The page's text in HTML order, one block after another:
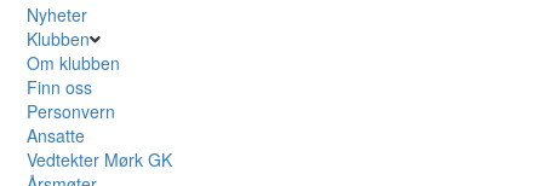
Nyheter
Klubben
Om klubben
Finn oss
Personvern
Ansatte
Vedtekter Mørk GK